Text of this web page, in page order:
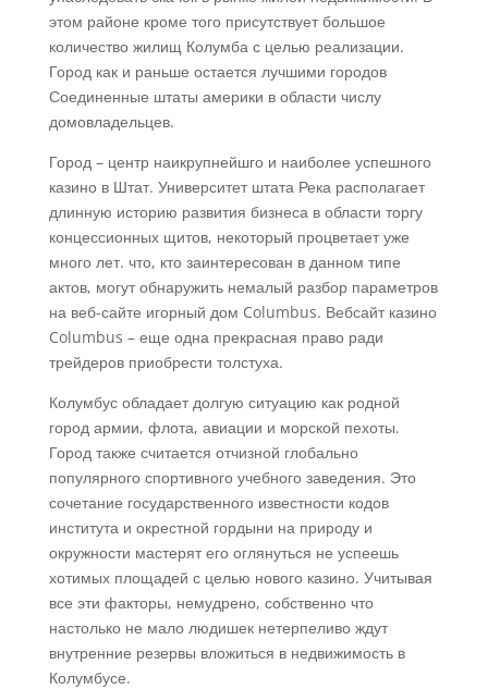
этом районе кроме того присутствует большое
количество жилищ Колумба с целью реализации.
Город как и раньше остается лучшими городов
Соединенные штаты америки в области числу
домовладельцев.
Город – центр наикрупнейшго и наиболее успешного
казино в Штат. Университет штата Река располагает
длинную историю развития бизнеса в области торгу
концессионных щитов, некоторый процветает уже
много лет. что, кто заинтересован в данном типе
актов, могут обнаружить немалый разбор параметров
на веб-сайте игорный дом Columbus. Вебсайт казино
Columbus – еще одна прекрасная право ради
трейдеров приобрести толстуха.
Колумбус обладает долгую ситуацию как родной
город армии, флота, авиации и морской пехоты.
Город также считается отчизной глобально
популярного спортивного учебного заведения. Это
сочетание государственного известности кодов
института и окрестной гордыни на природу и
окружности мастерят его оглянуться не успеешь
хотимых площадей с целью нового казино. Учитывая
все эти факторы, немудрено, собственно что
настолько не мало людишек нетерпеливо ждут
внутренние резервы вложиться в недвижимость в
Колумбусе.